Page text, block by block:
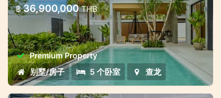
查龙湾附近的高级别墅综合体-不同的生活和投
资形式
฿ 36,900,000THB
Premium Property
别墅/房子
5 个卧室 查龙